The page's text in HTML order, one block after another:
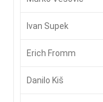
Ivan Supek
Erich Fromm
Danilo Kiš